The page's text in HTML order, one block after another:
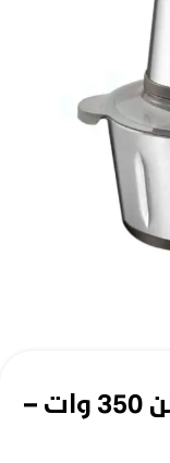
مفرمة طعام كهربائية كولن 350 وات –